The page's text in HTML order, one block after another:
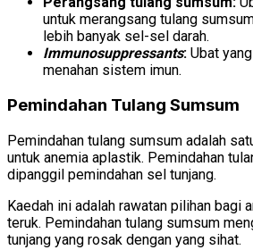
untuk merangsang tulang
lebih banyak sel-sel darah.
Immunosuppressants: Ubat
menahan sistem imun.
Pemindahan Tulang Sumsum
Pemindahan tulang sumsum adalah
untuk anemia aplastik. Pemindahan
dipanggil pemindahan sel tunjang.
Kaedah ini adalah rawatan pilihan bagi
teruk. Pemindahan tulang sumsum
tunjang yang rosak dengan yang sihat.